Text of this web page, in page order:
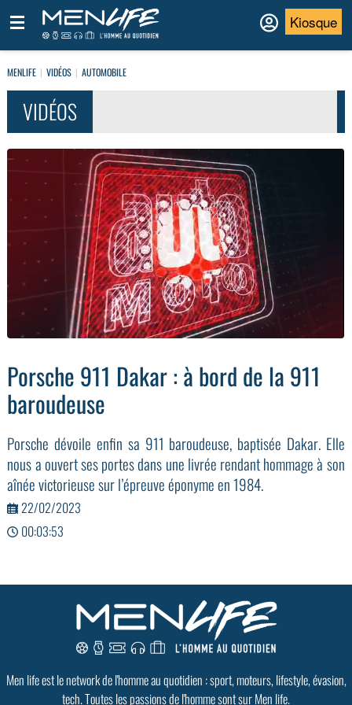
Kiosque
MENLIFE VIDÉOS AUTOMOBILE
VIDÉOS
Porsche 911 Dakar : à bord de la 911
baroudeuse
Porsche dévoile enfin sa 911 baroudeuse, baptisée Dakar. Elle
nous a ouvert ses portes dans une livrée rendant hommage à son
aînée victorieuse sur l’épreuve éponyme en 1984.
22/02/2023
00:03:53
Men life est le network de l'homme au quotidien : sport, moteurs, lifestyle, évasion,
tech. Toutes les passions de l'homme sont sur Men life.